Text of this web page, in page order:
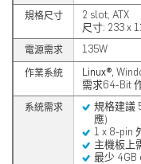
規格尺寸
2 slot, ATX
尺寸: 233 x
電源需求 135W
作業系統 Linux®,
需求64-Bit
系統需求
規格建議
應)
1 x 8-pin
主機板上
最少 4GB